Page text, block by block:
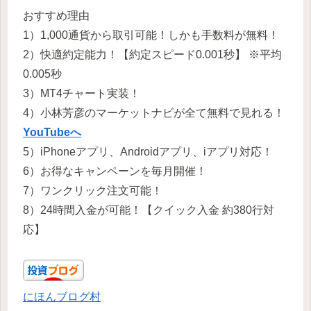
おすすめ理由
1）1,000通貨から取引可能！しかも手数料が無料！
2）快適約定能力！【約定スピード0.001秒】 ※平均
0.005秒
3）MT4チャート実装！
4）小林芳彦のマーケットナビが全て無料で見れる！
YouTubeへ
5）iPhoneアプリ、Androidアプリ、iアプリ対応！
6）お得なキャンペーンを毎月開催！
7）ワンクリック注文可能！
8）24時間入金が可能！【クイック入金 約380行対
応】
にほんブログ村